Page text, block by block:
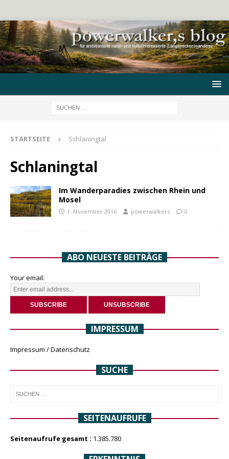
STARTSEITE Schlaningtal
Schlaningtal
Im Wanderparadies zwischen Rhein und
Mosel
1. November 2016 powerwalkers 0
ABO NEUESTE BEITRÄGE
Your email:
IMPRESSUM
Impressum / Datenschutz
SUCHE
SEITENAUFRUFE
Seitenaufrufe gesamt : 1.385.780